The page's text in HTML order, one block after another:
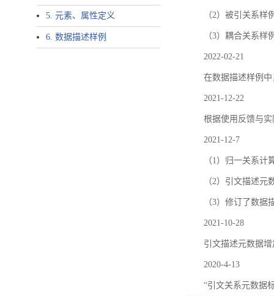
5. 元素、属性定义
6. 数据描述样例
（2）被引关系
（3）耦合关系
2022-02-21
在数据描述样例
2021-12-22
根据使用反馈与
2021-12-7
（1）归一关系
（2）引文描述元
（3）修订了数据
2021-10-28
引文描述元数据增
2020-4-13
“引文关系元数据